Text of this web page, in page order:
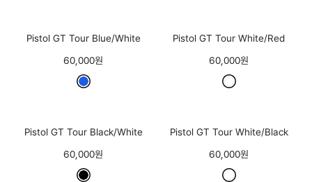
Pistol GT Tour Blue/White
60,000원
Pistol GT Tour White/Red
60,000원
Pistol GT Tour Black/White
60,000원
Pistol GT Tour White/Black
60,000원